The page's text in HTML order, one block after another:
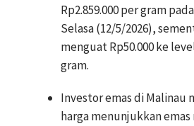
Rp2.859.000 per gram
Selasa (12/5/2026),
menguat Rp50.000 ke
gram.
Investor emas di Malinau
harga menunjukkan